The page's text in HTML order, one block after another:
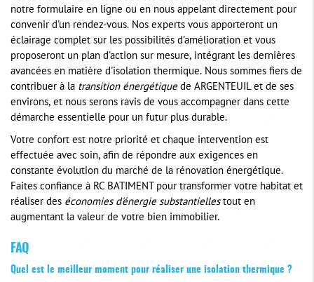
notre formulaire en ligne ou en nous appelant directement pour
convenir d'un rendez-vous. Nos experts vous apporteront un
éclairage complet sur les possibilités d'amélioration et vous
proposeront un plan d'action sur mesure, intégrant les dernières
avancées en matière d'isolation thermique. Nous sommes fiers de
contribuer à la transition énergétiquede ARGENTEUIL et de ses
environs, et nous serons ravis de vous accompagner dans cette
démarche essentielle pour un futur plus durable.
Votre confort est notre priorité et chaque intervention est
effectuée avec soin, afin de répondre aux exigences en
constante évolution du marché de la rénovation énergétique.
Faites confiance à RC BATIMENT pour transformer votre habitat et
réaliser des économies d'énergie substantiellestout en
augmentant la valeur de votre bien immobilier.
FAQ
Quel est le meilleur moment pour réaliser une isolation thermique ?